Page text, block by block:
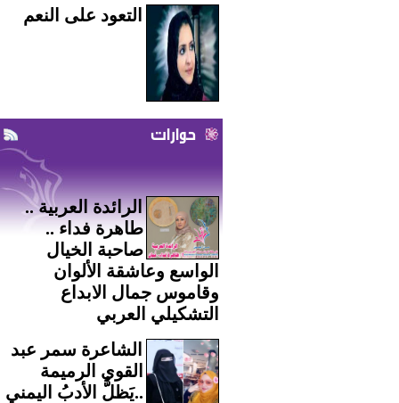
التعود على النعم
حوارات
الرائدة العربية ..
طاهرة فداء ..
صاحبة الخيال
الواسع وعاشقة الألوان
وقاموس جمال الابداع
التشكيلي العربي
الشاعرة سمر عبد
القوي الرميمة
..يَظلُّ الأدبُ اليمني